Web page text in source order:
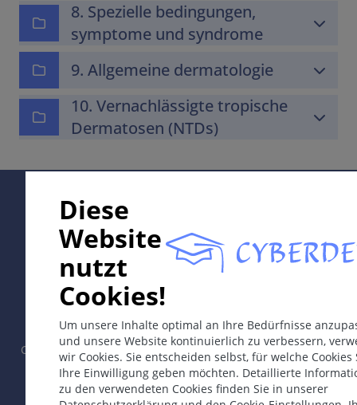
8. Spezielle bedingungen,
symptome und syndrome
9. Allgemeine dermatologie
10. Vernachlässigte tropische
Dermatosen (NTDs)
Diese
Website
nutzt
Cookies!
Um unsere Inhalte optimal an Ihre Bedürfnisse
und unsere Website kontinuierlich zu verbessern,
wir Cookies. Sie entscheiden selbst, für welche Cookies
Ihre Einwilligung geben möchten. Detaillierte
zu den verwendeten Cookies finden Sie in unserer
In collaboration with Erasmus+ hEduLearnIt editorial
group
Copyright © 2003-2026 by CYBERDERM Redaktionsgruppe -
Gründungsredakteur Guenter Burg, M.D. - Konzept und
Koordination durch Vahid Djamei, Zürich.
All rights reserved.